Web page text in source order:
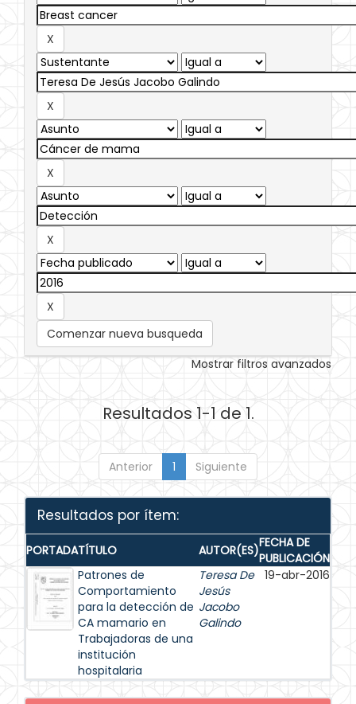
Comenzar nueva busqueda
Mostrar filtros avanzados
Resultados 1-1 de 1.
Anterior 1 Siguiente
Resultados por ítem:
PORTADATÍTULO AUTOR(ES)FECHA DE
PUBLICACIÓN
Patrones de
Comportamiento
para la detección de
CA mamario en
Trabajadoras de una
institución
hospitalaria
Teresa De
Jesús
Jacobo
Galindo
19-abr-2016